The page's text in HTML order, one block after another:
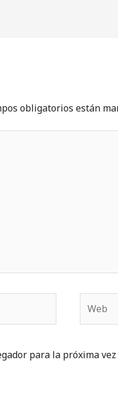
obligatorios están
para la próxima vez